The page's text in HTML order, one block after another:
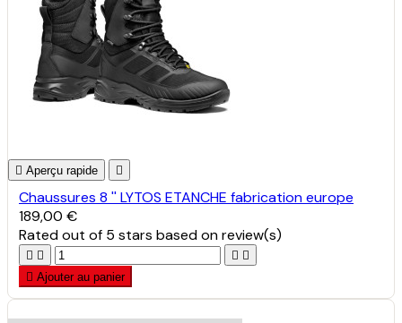
 Aperçu rapide 
Chaussures 8 '' LYTOS ETANCHE fabrication europe
189,00 €
Ratedout of 5 stars based onreview(s)
   
 Ajouter au panier